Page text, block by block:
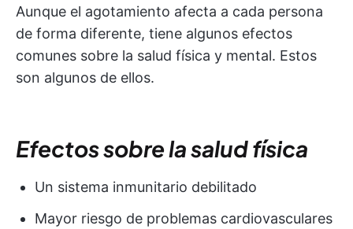
Aunque el agotamiento afecta a cada persona
de forma diferente, tiene algunos efectos
comunes sobre la salud física y mental. Estos
son algunos de ellos.
Efectos sobre la salud física
Un sistema inmunitario debilitado
Mayor riesgo de problemas cardiovasculares